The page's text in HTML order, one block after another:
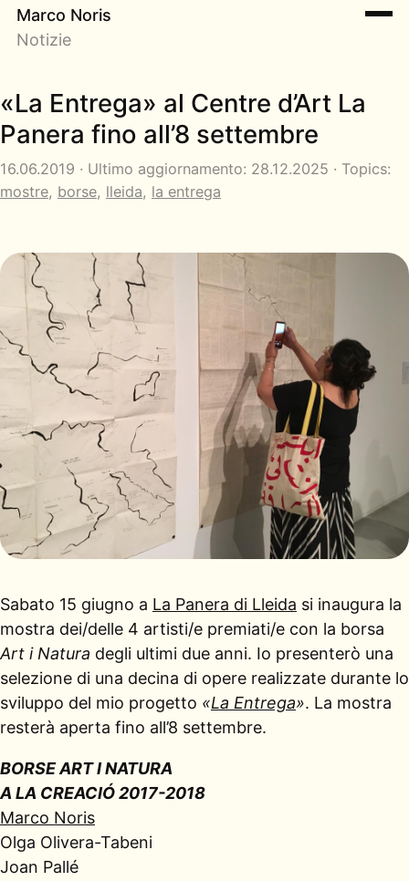
Marco Noris
Notizie
«La Entrega» al Centre d’Art La
Panera fino all’8 settembre
16.06.2019 · Ultimo aggiornamento: 28.12.2025 · Topics:
mostre, borse, lleida, la entrega
Sabato 15 giugno a La Panera di Lleida si inaugura la
mostra dei/delle 4 artisti/e premiati/e con la borsa
Art i Natura degli ultimi due anni. Io presenterò una
selezione di una decina di opere realizzate durante lo
sviluppo del mio progetto «La Entrega». La mostra
resterà aperta fino all’8 settembre.
BORSE ART I NATURA
A LA CREACIÓ2017-2018
Marco Noris
Olga Olivera-Tabeni
Joan Pallé